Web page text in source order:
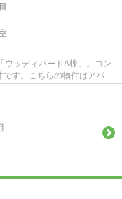
ウッディバードA棟」。コン
す。こちらの物件はアパー